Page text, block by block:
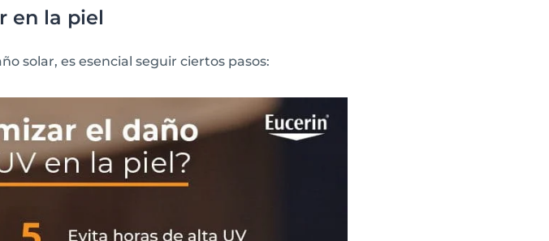
en la piel
solar, es esencial seguir ciertos pasos: